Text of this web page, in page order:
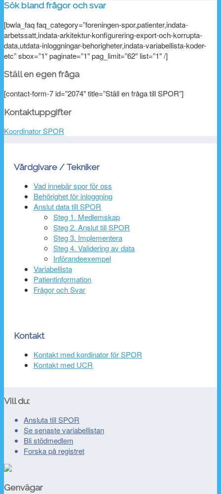
Sök bland frågor och svar
[bwla_faq faq_category=”foreningen-spor,patienter,indata-
arbetssatt,indata-arkitektur-konfigurering-export-och-korrupta-
data,utdata-inloggningar-behorigheter,indata-variabellista-koder-
etc” sbox=”1″ paginate=”1″ pag_limit=”62″ list=”1″ /]
Ställ en egen fråga
[contact-form-7 id=”2074″ title=”Ställ en fråga till SPOR”]
Kontaktuppgifter
Koordinator SPOR
Vårdgivare / Tekniker
Vad innebär spor för oss
Behörighet för inloggning
Anslut data till SPOR
Steg 1. Medlemskap
Steg 2. Anslut till SPOR
Steg 3. Implementera
Steg 4. Validering av data
Införandeexempel
Variabellista
Patientinformation
Frågor och Svar
Kontakt
Kontakt med kordinator för SPOR
Kontakt med UCR
Vill du:
Ansluta till SPOR
Se senaste variabellistan
Bli stödmedlem
Forska på registret
Genvägar